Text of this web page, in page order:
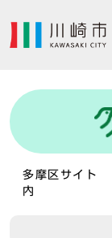
多摩区サイト
内